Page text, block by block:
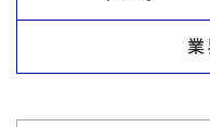
業